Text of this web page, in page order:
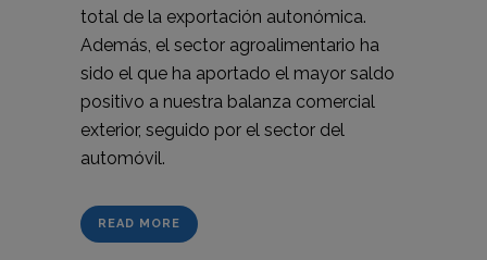
total de la exportación autonómica.
Además, el sector agroalimentario ha
sido el que ha aportado el mayor saldo
positivo a nuestra balanza comercial
exterior, seguido por el sector del
automóvil.
READ MORE